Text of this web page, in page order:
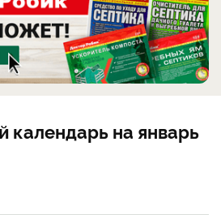
календарь на январь